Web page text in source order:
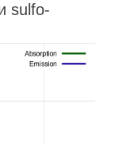
sulfo-